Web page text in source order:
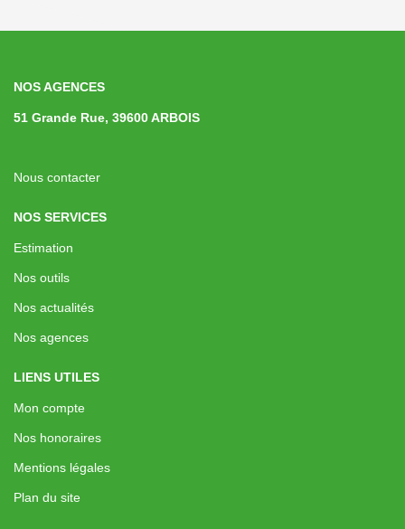
NOS AGENCES
51 Grande Rue, 39600 ARBOIS
Nous contacter
NOS SERVICES
Estimation
Nos outils
Nos actualités
Nos agences
LIENS UTILES
Mon compte
Nos honoraires
Mentions légales
Plan du site